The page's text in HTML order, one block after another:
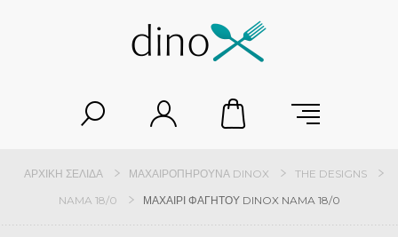
ΑΡΧΙΚΉ ΣΕΛΊΔΑ ΜΑΧΑΙΡΟΠΉΡΟΥΝΑ DINOX
THE DESIGNS
NAMA 18/0
ΜΑΧΑΙΡΙ ΦΑΓΗΤΟΥ DINOX NAMA 18/0